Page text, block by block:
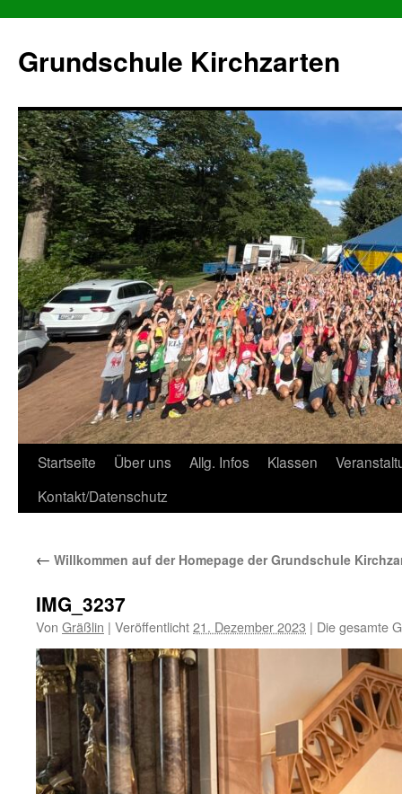
Grundschule Kirchzarten
Zum
Inhalt
Startseite Über uns Allg. Infos Klassen
Kontakt/Datenschutz
← Willkommen auf der Homepage der Grundschule
IMG_3237
Von Gräßlin | Veröffentlicht21. Dezember 2023 | Die gesamte